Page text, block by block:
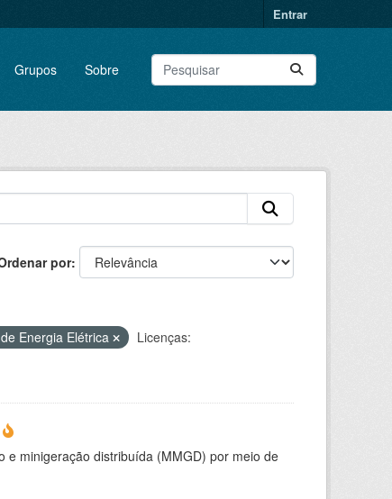
Entrar
Grupos Sobre
por
Energia Elétrica
Licenças:
minigeração distribuída (MMGD) por meio de